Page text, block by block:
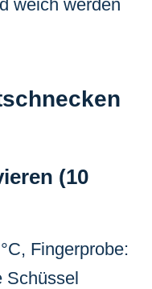
weich werden
(10
Fingerprobe:
Schüssel